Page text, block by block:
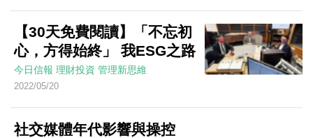
【30天免費閱讀】「不忘初
心，方得始終」 我ESG之路
今日信報 理財投資 管理新思維
2022/05/20
社交媒體年代影響與操控